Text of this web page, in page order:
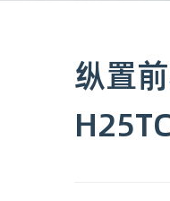
纵置
H25TC